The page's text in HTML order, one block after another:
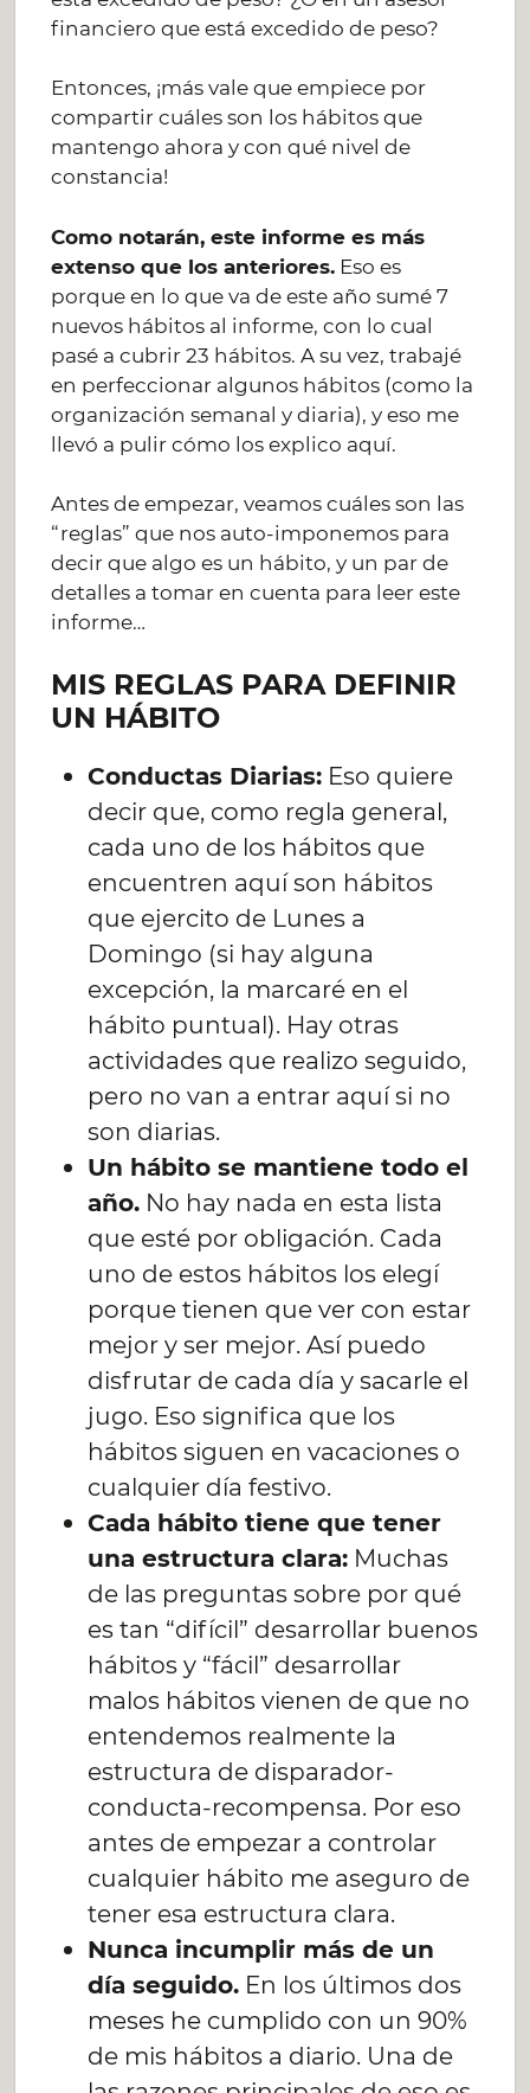
financiero que está excedido de peso?
Entonces, ¡más vale que empiece por
compartir cuáles son los hábitos que
mantengo ahora y con qué nivel de
constancia!
Como notarán, este informe es más
extenso que los anteriores. Eso es
porque en lo que va de este año sumé 7
nuevos hábitos al informe, con lo cual
pasé a cubrir 23 hábitos. A su vez, trabajé
en perfeccionar algunos hábitos (como la
organización semanal y diaria), y eso me
llevó a pulir cómo los explico aquí.
Antes de empezar, veamos cuáles son las
“reglas” que nos auto-imponemos para
decir que algo es un hábito, y un par de
detalles a tomar en cuenta para leer este
informe…
MIS REGLAS PARA DEFINIR
UN HÁBITO
Conductas Diarias:Eso quiere
decir que, como regla general,
cada uno de los hábitos que
encuentren aquí son hábitos
que ejercito de Lunes a
Domingo (si hay alguna
excepción, la marcaré en el
hábito puntual). Hay otras
actividades que realizo seguido,
pero no van a entrar aquí si no
son diarias.
Un hábito se mantiene todo el
año.No hay nada en esta lista
que esté por obligación. Cada
uno de estos hábitos los elegí
porque tienen que ver con estar
mejor y ser mejor. Así puedo
disfrutar de cada día y sacarle el
jugo. Eso significa que los
hábitos siguen en vacaciones o
cualquier día festivo.
Cada hábito tiene que tener
una estructura clara:Muchas
de las preguntas sobre por qué
es tan “difícil” desarrollar buenos
hábitos y “fácil” desarrollar
malos hábitos vienen de que no
entendemos realmente la
estructura de disparador-
conducta-recompensa. Por eso
antes de empezar a controlar
cualquier hábito me aseguro de
tener esa estructura clara.
Nunca incumplir más de un
día seguido.En los últimos dos
meses he cumplido con un 90%
de mis hábitos a diario. Una de